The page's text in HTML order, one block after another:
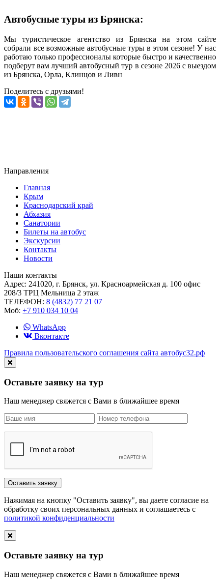
Автобусные туры из Брянска:
Мы туристическое агентство из Брянска на этом сайте
собрали все возможные автобусные туры в этом сезоне! У нас
работаю только профессионалы которые быстро и качественно
подберут вам лучший автобусный тур в сезоне 2026 с выездом
из Брянска, Орла, Клинцов и Ливн
Поделитесь с друзьями!
Направления
Главная
Крым
Краснодарский край
Абхазия
Санатории
Билеты на автобус
Экскурсии
Контакты
Новости
Наши контакты
Адрес: 241020, г. Брянск, ул. Красноармейская д. 100 офис
208/3 ТРЦ Мельница 2 этаж
ТЕЛЕФОН: 8 (4832) 77 21 07
Моб: +7 910 034 10 04
WhatsApp
Вконтакте
Правила пользовательского соглашения сайта автобус32.рф
Оставьте заявку на тур
Наш менеджер свяжется с Вами в ближайшее время
Нажимая на кнопку "Оставить заявку", вы даете согласие на
обработку своих персональных данных и соглашаетесь с
политикой конфиденциальности
Оставьте заявку на тур
Наш менеджер свяжется с Вами в ближайшее время